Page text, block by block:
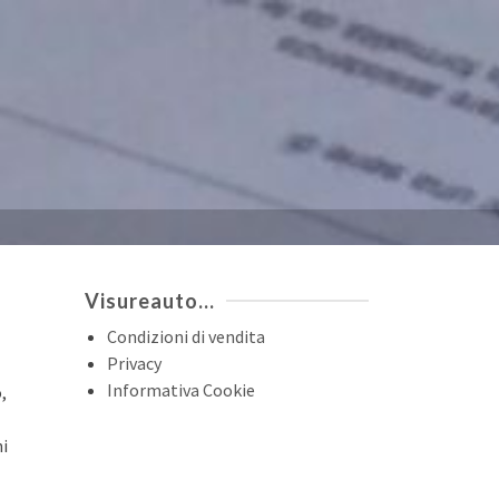
Visureauto…
Condizioni di vendita
Privacy
Informativa Cookie